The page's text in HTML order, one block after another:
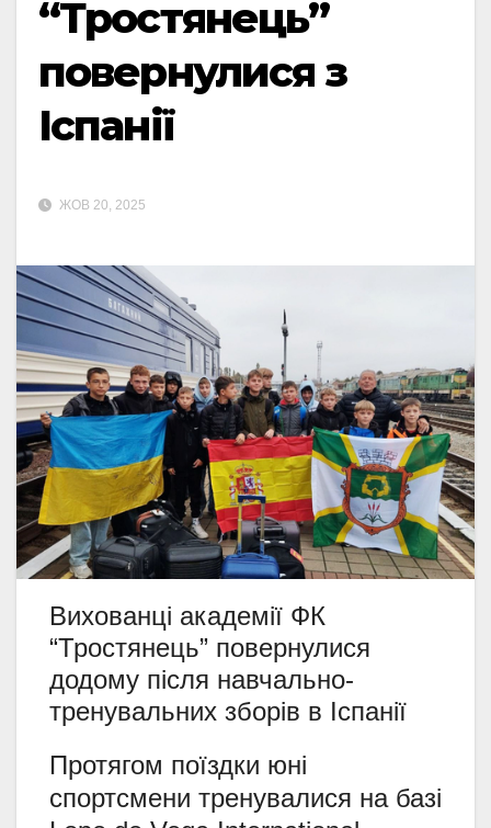
“Тростянець”
повернулися з
Іспанії
ЖОВ 20, 2025
Вихованці академії ФК
“Тростянець” повернулися
додому після навчально-
тренувальних зборів в Іспанії
Протягом поїздки юні
спортсмени тренувалися на базі